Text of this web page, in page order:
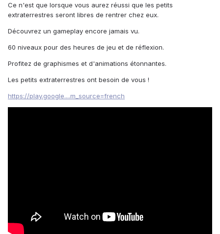
Ce n'est que lorsque vous aurez réussi que les petits
extraterrestres seront libres de rentrer chez eux.
Découvrez un gameplay encore jamais vu.
60 niveaux pour des heures de jeu et de réflexion.
Profitez de graphismes et d'animations étonnantes.
Les petits extraterrestres ont besoin de vous !
https://play.google....m_source=french